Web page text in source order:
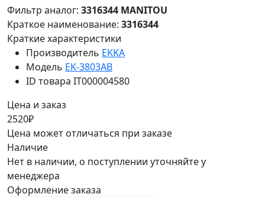
Фильтр аналог: 3316344 MANITOU
Краткое наименование: 3316344
Краткие характеристики
Производитель EKKA
Модель EK-3803AB
ID товара IT000004580
Цена и заказ
2520₽
Цена может отличаться при заказе
Наличие
Нет в наличии, о поступлении уточняйте у
менеджера
Оформление заказа